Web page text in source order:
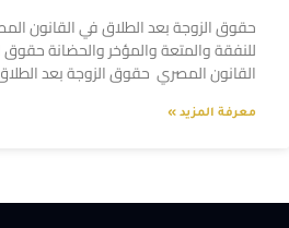
للنفقة والمتعة والمؤخر والحضانة
القانون المصري حقوق الزوجة بعد
معرفة المزيد »